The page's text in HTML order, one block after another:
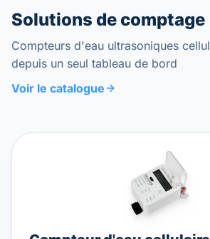
Solutions de comptage
Compteurs d'eau ultrasoniques
depuis un seul tableau de bord
Voir le catalogue